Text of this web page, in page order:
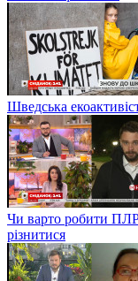
Шведська
Чи варто робити
різнитися